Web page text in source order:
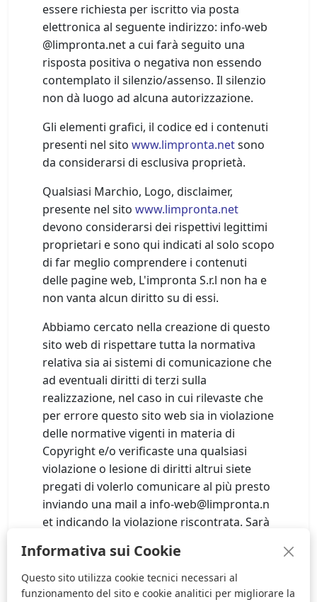
essere richiesta per iscritto via posta
elettronica al seguente indirizzo: info-web
@limpronta.neta cui farà seguito una
risposta positiva o negativa non essendo
contemplato il silenzio/assenso. Il silenzio
non dà luogo ad alcuna autorizzazione.
Gli elementi grafici, il codice ed i contenuti
presenti nel sito www.limpronta.netsono
da considerarsi di esclusiva proprietà.
Qualsiasi Marchio, Logo, disclaimer,
presente nel sito www.limpronta.net
devono considerarsi dei rispettivi legittimi
proprietari e sono qui indicati al solo scopo
di far meglio comprendere i contenuti
delle pagine web, L'impronta S.r.l non ha e
non vanta alcun diritto su di essi.
Abbiamo cercato nella creazione di questo
sito web di rispettare tutta la normativa
relativa sia ai sistemi di comunicazione che
ad eventuali diritti di terzi sulla
realizzazione, nel caso in cui rilevaste che
per errore questo sito web sia in violazione
delle normative vigenti in materia di
Copyright e/o verificaste una qualsiasi
violazione o lesione di diritti altrui siete
pregati di volerlo comunicare al più presto
inviando una mail a info-web@limpronta.n
et indicando la violazione riscontrata. Sarà
immediatamente il contenuto incriminato.
Informativa sui Cookie
Questo sito utilizza cookie tecnici necessari al
funzionamento del sito e cookie analitici per migliorare la